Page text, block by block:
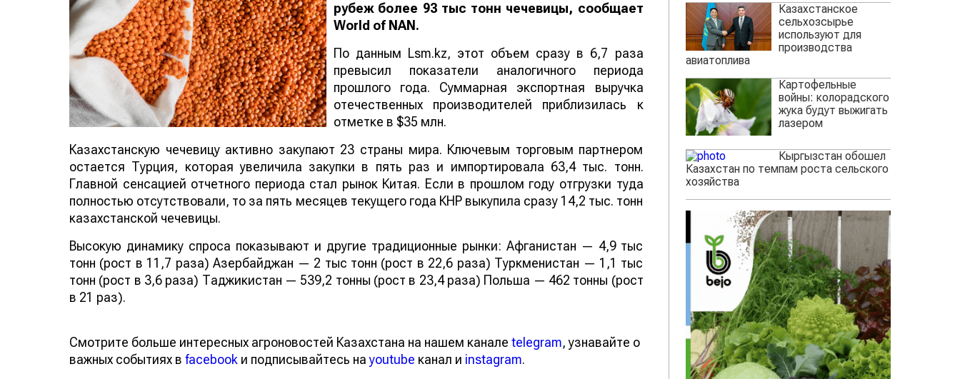
рубеж более 93 тыс тонн чечевицы, сообщает
World of NAN .
По данным Lsm.kz, этот объем сразу в 6,7 раза
превысил показатели аналогичного периода
прошлого года. Суммарная экспортная выручка
отечественных производителей приблизилась к
отметке в $35 млн.
Казахстанскую чечевицу активно закупают 23 страны мира. Ключевым торговым партнером
остается Турция, которая увеличила закупки в пять раз и импортировала 63,4 тыс. тонн.
Главной сенсацией отчетного периода стал рынок Китая. Если в прошлом году отгрузки туда
полностью отсутствовали, то за пять месяцев текущего года КНР выкупила сразу 14,2 тыс. тонн
казахстанской чечевицы.
Высокую динамику спроса показывают и другие традиционные рынки: Афганистан — 4,9 тыс
тонн (рост в 11,7 раза) Азербайджан — 2 тыс тонн (рост в 22,6 раза) Туркменистан — 1,1 тыс
тонн (рост в 3,6 раза) Таджикистан — 539,2 тонны (рост в 23,4 раза) Польша — 462 тонны (рост
в 21 раз).
Смотрите больше интересных агроновостей Казахстана на нашем канале telegram, узнавайте о
важных событиях в facebook и подписывайтесь наyoutube канал и instagram.
Казахстанское
сельхозсырье
используют для
производства
авиатоплива
Картофельные
войны: колорадского
жука будут выжигать
лазером
Кыргызстан обошел
Казахстан по темпам роста сельского
хозяйства